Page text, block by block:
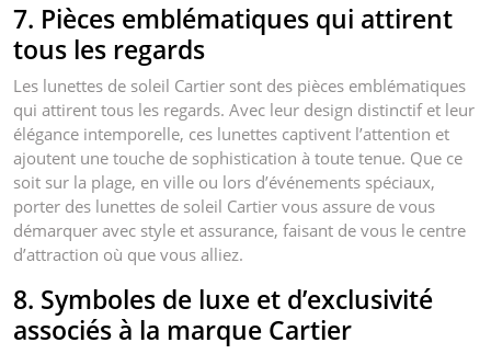
7. Pièces emblématiques qui attirent
tous les regards
Les lunettes de soleil Cartier sont des pièces emblématiques
qui attirent tous les regards. Avec leur design distinctif et leur
élégance intemporelle, ces lunettes captivent l’attention et
ajoutent une touche de sophistication à toute tenue. Que ce
soit sur la plage, en ville ou lors d’événements spéciaux,
porter des lunettes de soleil Cartier vous assure de vous
démarquer avec style et assurance, faisant de vous le centre
d’attraction où que vous alliez.
8. Symboles de luxe et d’exclusivité
associés à la marque Cartier